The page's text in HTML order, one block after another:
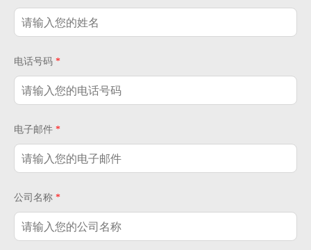
电话号码 *
电子邮件 *
公司名称 *